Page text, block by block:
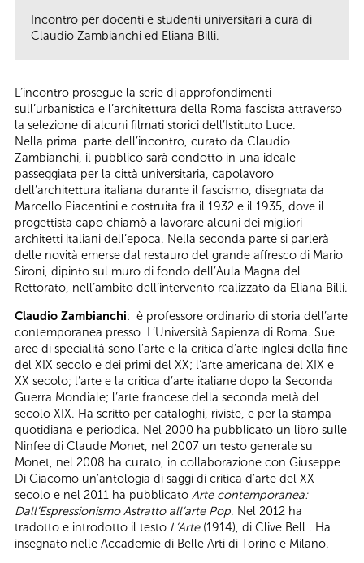
Incontro per docenti e studenti universitari a cura di
Claudio Zambianchi ed Eliana Billi.
L’incontro prosegue la serie di approfondimenti
sull’urbanistica e l’architettura della Roma fascista attraverso
la selezione di alcuni filmati storici dell’Istituto Luce.
Nella prima parte dell’incontro, curato da Claudio
Zambianchi, il pubblico sarà condotto in una ideale
passeggiata per la città universitaria, capolavoro
dell’architettura italiana durante il fascismo, disegnata da
Marcello Piacentini e costruita fra il 1932 e il 1935, dove il
progettista capo chiamò a lavorare alcuni dei migliori
architetti italiani dell’epoca. Nella seconda parte si parlerà
delle novità emerse dal restauro del grande affresco di Mario
Sironi, dipinto sul muro di fondo dell’Aula Magna del
Rettorato, nell’ambito dell’intervento realizzato da Eliana Billi.
Claudio Zambianchi: è professore ordinario di storia dell’arte
contemporanea presso L’Università Sapienza di Roma. Sue
aree di specialità sono l’arte e la critica d’arte inglesi della fine
del XIX secolo e dei primi del XX; l‘arte americana del XIX e
XX secolo; l’arte e la critica d’arte italiane dopo la Seconda
Guerra Mondiale; l’arte francese della seconda metà del
secolo XIX. Ha scritto per cataloghi, riviste, e per la stampa
quotidiana e periodica. Nel 2000 ha pubblicato un libro sulle
Ninfee di Claude Monet, nel 2007 un testo generale su
Monet, nel 2008 ha curato, in collaborazione con Giuseppe
Di Giacomo un’antologia di saggi di critica d’arte del XX
secolo e nel 2011 ha pubblicato Arte contemporanea:
Dall’Espressionismo Astratto all’arte Pop. Nel 2012 ha
tradotto e introdotto il testo L’Arte(1914), di Clive Bell . Ha
insegnato nelle Accademie di Belle Arti di Torino e Milano.